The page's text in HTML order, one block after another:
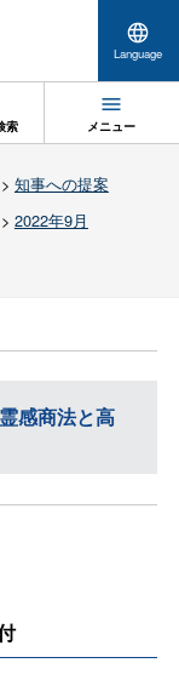
Language
索 メニュー
> 知事への提案
2022年9月
感商法と高